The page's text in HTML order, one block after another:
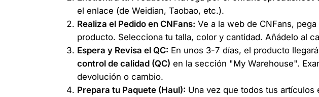
el enlace (de Weidian, Taobao, etc.).
Realiza el Pedido en CNFans: Ve a la web de CNFans,
producto. Selecciona tu talla, color y cantidad. Añádelo al
Espera y Revisa el QC: En unos 3-7 días, el producto
control de calidad (QC) en la sección "My Warehouse".
devolución o cambio.
Prepara tu Paquete (Haul): Una vez que todos tus